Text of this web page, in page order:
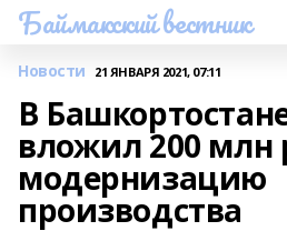
Баймакский вестник
Новости 21 ЯНВАРЯ 2021, 07:11
В
вложил 200 млн
модернизацию
производства